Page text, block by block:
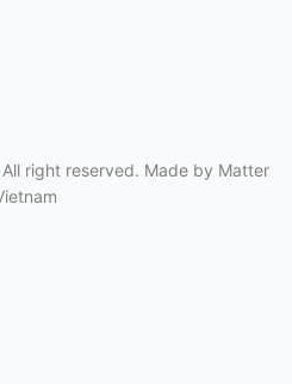
right reserved. Made by Matter